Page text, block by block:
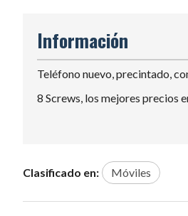
Información
Teléfono nuevo, precintado,
8 Screws, los mejores precios
Clasificado en: Móviles